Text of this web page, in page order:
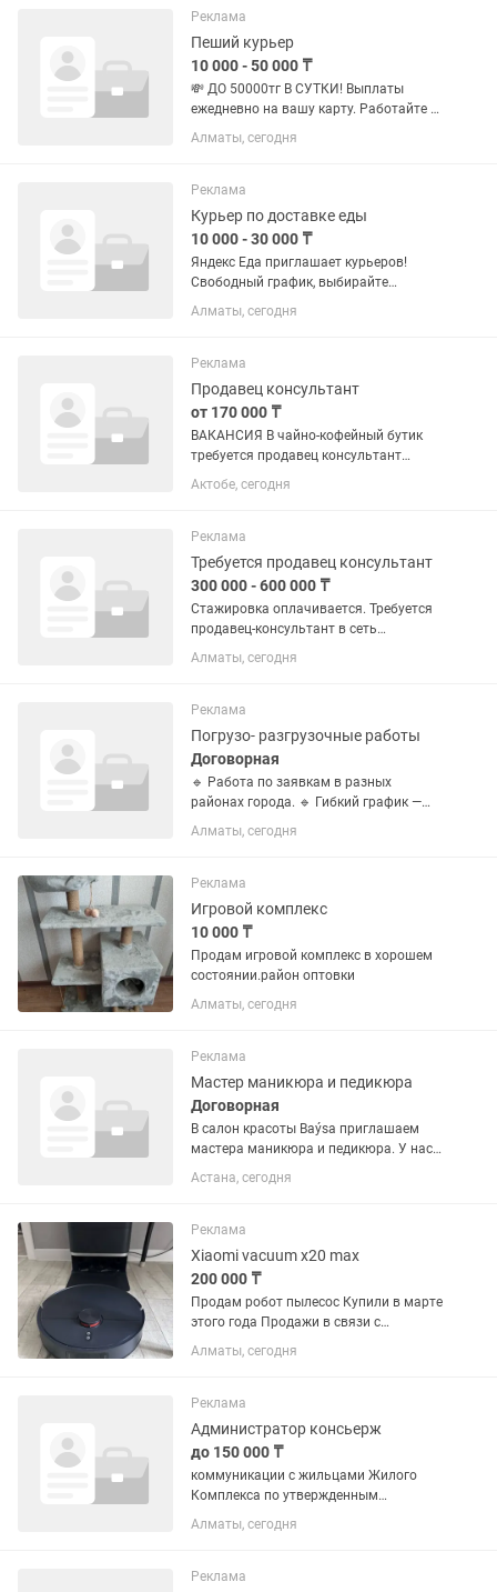
Реклама
Пеший курьер
10 000 - 50 000 ₸
💸 ДО 50000тг В СУТКИ! Выплаты
ежедневно на вашу карту. Работайте в
удобном районе на собственном
автомобиле. Свободный график и
Принимать заказы через мобильное...
Алматы, сегодня
Реклама
Курьер по доставке еды
10 000 - 30 000 ₸
Яндекс Еда приглашает курьеров!
Свободный график, выбирайте
удобный район и время работы. Доход
от 10 000 до 20 000 тг в день. Пишите в
Алматы, сегодня
Реклама
Продавец консультант
от 170 000 ₸
ВАКАНСИЯ В чайно-кофейный бутик
требуется продавец консультант
Возраст от 25-55 лет Локация:
Гипермаркет Дина (А.Молдагулова53а)
Заработная плата: выход + % (от...
Актобе, сегодня
Реклама
Требуется продавец консультант
300 000 - 600 000 ₸
Стажировка оплачивается. Требуется
продавец-консультант в сеть
магазинов по продаже сотовых
аксессуаров. ЗП: проценты от продаж +
Коммуникабельность и умение
работать с...
Алматы, сегодня
Реклама
Погрузо- разгрузочные работы
Договорная
🔹 Работа по заявкам в разных
районах города. 🔹 Гибкий график —
можно совмещать с другой работой. 🔹
Оплата ежедневно 🔹 Подходит как для
подработки. 🔹 Опыт приветствуется,...
Алматы, сегодня
Реклама
Игровой комплекс
10 000 ₸
Продам игровой комплекс в хорошем
состоянии.район оптовки
Алматы, сегодня
Реклама
Мастер маникюра и педикюра
Договорная
В салон красоты Baýsa приглашаем
мастера маникюра и педикюра. У нас
ты получишь: стабильный поток
клиентов материалы и расходники за
Астана, сегодня
Реклама
Xiaomi vacuum x20 max
200 000 ₸
Продам робот пылесос Купили в марте
этого года Продажи в связи с
ненадобностью Самовывоз, район
сайрана
Алматы, сегодня
Реклама
Администратор консьерж
до 150 000 ₸
коммуникации с жильцами Жилого
Комплекса по утвержденным
стандартам и регламентам; встреча/
проводы/информирование жильцов
жильцов - бронирование мест, заказ...
Алматы, сегодня
Реклама